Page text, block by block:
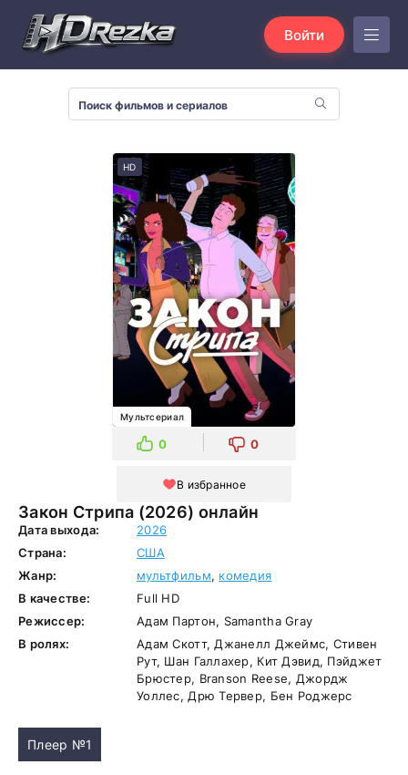
Войти
Закон Стрипа (2026) онлайн
HD
Мультсериал
0 0
В избранное
Дата выхода:
2026
Страна:
США
Жанр:
мультфильм, комедия
В качестве:
Full HD
Режиссер:
Адам Партон, Samantha Gray
В ролях:
Адам Скотт, Джанелл Джеймс, Стивен
Рут, Шан Галлахер, Кит Дэвид, Пэйджет
Брюстер, Branson Reese, Джордж
Уоллес, Дрю Тервер, Бен Роджерс
Плеер №1